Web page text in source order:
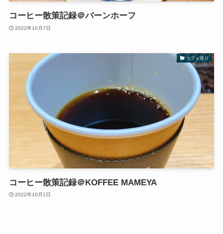
コーヒー散策記録＠バーンホーフ
2022年10月7日
カフェ巡り
コーヒー散策記録＠KOFFEE MAMEYA
2022年10月1日